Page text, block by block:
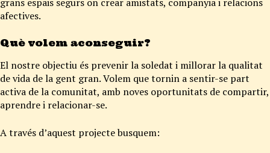
afectives.
Què volem aconseguir?
El nostre objectiu és prevenir la soledat i millorar la qualitat
de vida de la gent gran. Volem que tornin a sentir-se part
activa de la comunitat, amb noves oportunitats de compartir,
aprendre i relacionar-se.
A través d’aquest projecte busquem: